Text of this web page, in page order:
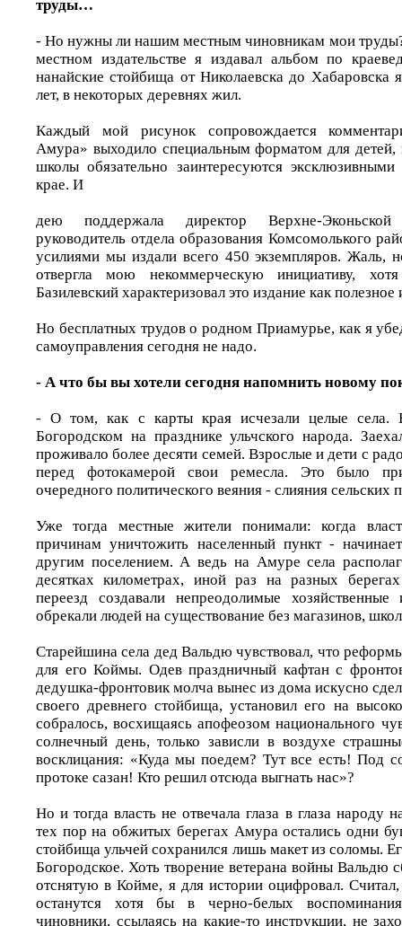
труды…
- Но нужны ли нашим местным чиновникам мои
местном издательстве я издавал альбом по
нанайские стойбища от Николаевска до Хабаровска
лет, в некоторых деревнях жил.
Каждый мой рисунок сопровождается
Амура» выходило специальным форматом для детей,
школы обязательно заинтересуются
крае. И
дею поддержала директор Верхне-
руководитель отдела образования Комсомолького
усилиями мы издали всего 450 экземпляров. Жаль,
отвергла мою некоммерческую инициативу,
Базилевский характеризовал это издание как полезное
Но бесплатных трудов о родном Приамурье, как я
самоуправления сегодня не надо.
- А что бы вы хотели сегодня напомнить новому
- О том, как с карты края исчезали целые
Богородском на празднике ульчского народа.
проживало более десяти семей. Взрослые и дети с
перед фотокамерой свои ремесла. Это было
очередного политического веяния - слияния сельских
Уже тогда местные жители понимали: когда
причинам уничтожить населенный пункт -
другим поселением. А ведь на Амуре села
десятках километрах, иной раз на разных
переезд создавали непреодолимые
обрекали людей на существование без магазинов,
Старейшина села дед Вальдю чувствовал, что
для его Коймы. Одев праздничный кафтан с
дедушка-фронтовик молча вынес из дома искусно
своего древнего стойбища, установил его на
собралось, восхищаясь апофеозом национального
солнечный день, только зависли в воздухе
восклицания: «Куда мы поедем? Тут все есть! Под
протоке сазан! Кто решил отсюда выгнать нас»?
Но и тогда власть не отвечала глаза в глаза народу
тех пор на обжитых берегах Амура остались одни
стойбища ульчей сохранился лишь макет из соломы.
Богородское. Хоть творение ветерана войны Вальдю
отснятую в Койме, я для истории оцифровал.
останутся хотя бы в черно-белых
чиновники, ссылаясь на какие-то инструкции, не